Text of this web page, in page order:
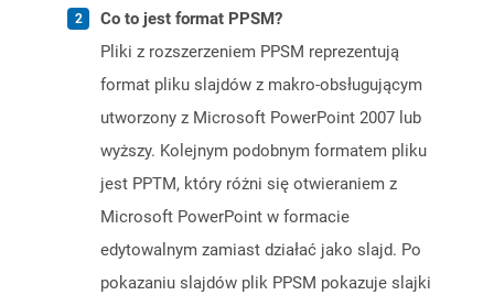
Co to jest format PPSM?
Pliki z rozszerzeniem PPSM reprezentują
format pliku slajdów z makro-obsługującym
utworzony z Microsoft PowerPoint 2007 lub
wyższy. Kolejnym podobnym formatem pliku
jest PPTM, który różni się otwieraniem z
Microsoft PowerPoint w formacie
edytowalnym zamiast działać jako slajd. Po
pokazaniu slajdów plik PPSM pokazuje slajki